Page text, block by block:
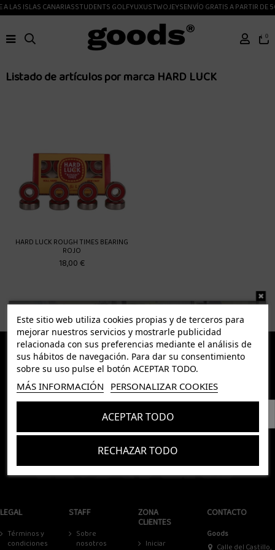
LAS ISLAS CANARIASSTUDENTS GOLFYUXUSTWOJEYSENVÍO GRATIS A PARTIR DE
0
Listado de artículos por marca HARD LUCK
HARD LUCK ROUGH TIMES BEARING
ROJO
18,00 €
Suscríbete a nuestra newsletter
en el Aviso Legal.
LEGAL
Términos y
condiciones
STAFF
Sobre
nosotros
ZONA
CLIENTES
Iniciar
CONTACTO
Goods
Este sitio web utiliza cookies propias y de terceros para
mejorar nuestros servicios y mostrarle publicidad
relacionada con sus preferencias mediante el análisis de
sus hábitos de navegación. Para dar su consentimiento
sobre su uso pulse el botón ACEPTAR TODO.
MÁS INFORMACIÓN PERSONALIZAR COOKIES
RECHAZAR TODO
ACEPTAR TODO
Suscríbete
Acepto lostérminos y condicionesy lapolítica de privacidad